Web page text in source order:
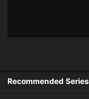
Recommended Series